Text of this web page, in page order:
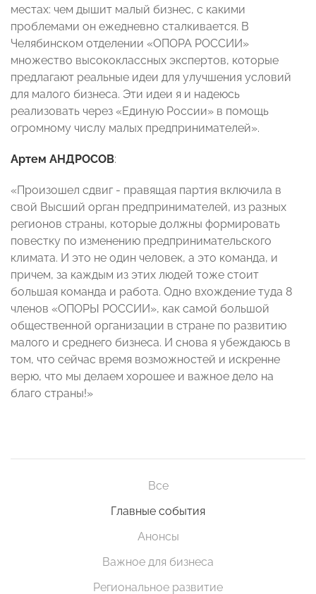
местах: чем дышит малый бизнес, с какими
проблемами он ежедневно сталкивается. В
Челябинском отделении «ОПОРА РОССИИ»
множество высококлассных экспертов, которые
предлагают реальные идеи для улучшения условий
для малого бизнеса. Эти идеи я и надеюсь
реализовать через «Единую России» в помощь
огромному числу малых предпринимателей».
Артем АНДРОСОВ:
«Произошел сдвиг - правящая партия включила в
свой Высший орган предпринимателей, из разных
регионов страны, которые должны формировать
повестку по изменению предпринимательского
климата. И это не один человек, а это команда, и
причем, за каждым из этих людей тоже стоит
большая команда и работа. Одно вхождение туда 8
членов «ОПОРЫ РОССИИ», как самой большой
общественной организации в стране по развитию
малого и среднего бизнеса. И снова я убеждаюсь в
том, что сейчас время возможностей и искренне
верю, что мы делаем хорошее и важное дело на
благо страны!»
Все
Главные события
Анонсы
Важное для бизнеса
Региональное развитие